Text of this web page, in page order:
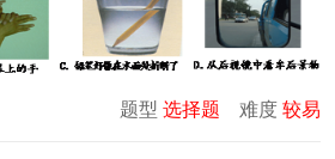
题型 选择题 难度 较易